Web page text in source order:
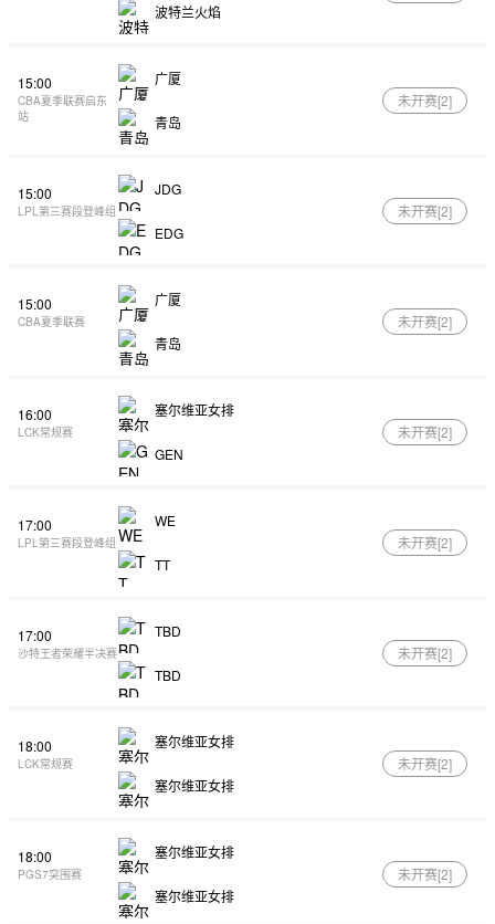
波特兰火焰
15:00
CBA夏季联赛启东
站
广厦
青岛
未开赛[2]
15:00
LPL第三赛段登峰组
JDG
EDG
未开赛[2]
15:00
CBA夏季联赛
广厦
青岛
未开赛[2]
16:00
LCK常规赛
塞尔维亚女排
GEN
未开赛[2]
17:00
LPL第三赛段登峰组
WE
TT
未开赛[2]
17:00
沙特王者荣耀半决赛
TBD
TBD
未开赛[2]
18:00
LCK常规赛
塞尔维亚女排
塞尔维亚女排
未开赛[2]
18:00
PGS7突围赛
塞尔维亚女排
塞尔维亚女排
未开赛[2]